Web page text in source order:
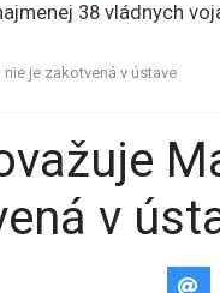
38 vládnych
zoznam cieľov
je zakotvená v ústave
v